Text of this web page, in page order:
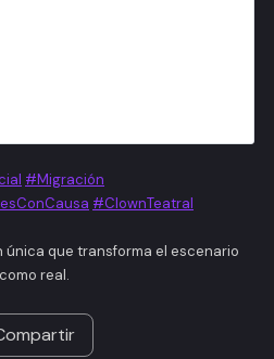
#Migración
#ClownTeatral
que transforma el escenario
real.